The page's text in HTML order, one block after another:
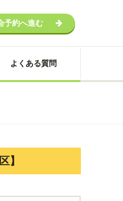
予約へ進む
よくある質問
】